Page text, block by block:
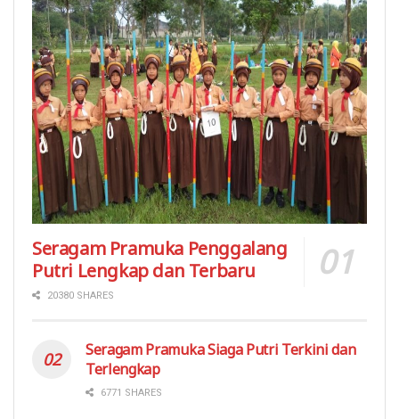
Seragam Pramuka Penggalang
Putri Lengkap dan Terbaru
20380 SHARES
Seragam Pramuka Siaga Putri Terkini dan
Terlengkap
6771 SHARES